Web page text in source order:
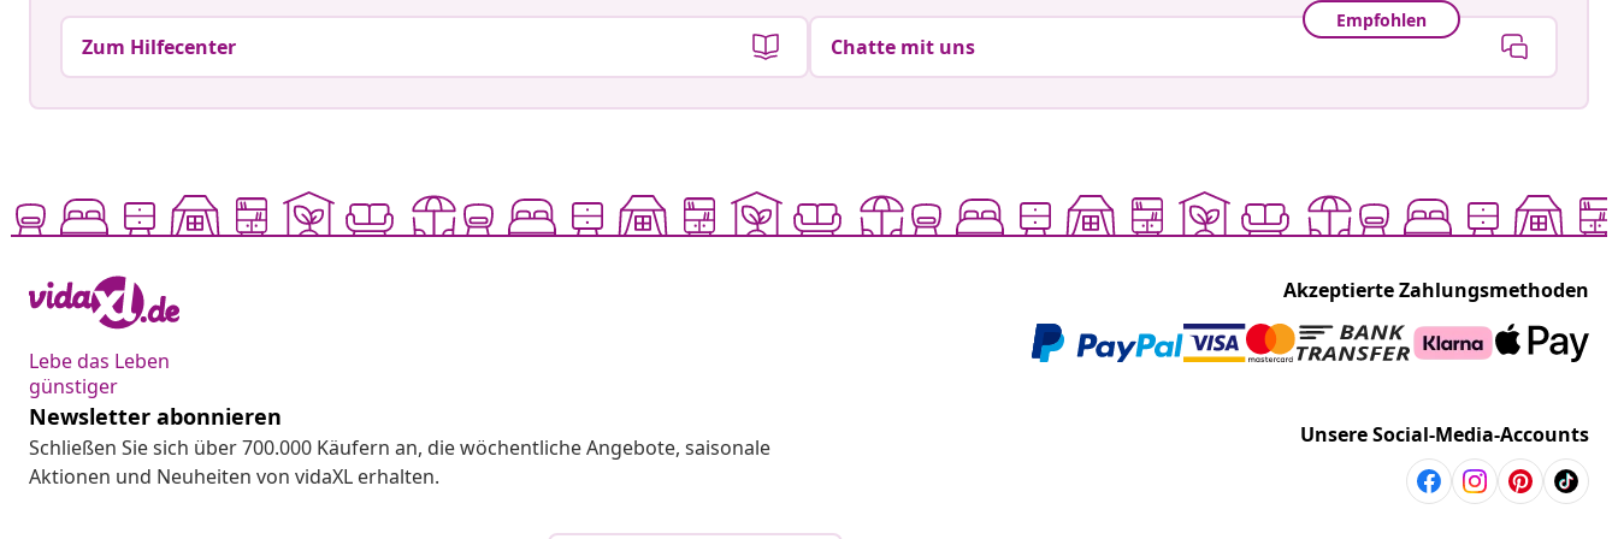
Zum Hilfecenter
Empfohlen
Chatte mit uns
Lebe das Leben
günstiger
Akzeptierte Zahlungsmethoden
Newsletter abonnieren
Schließen Sie sich über 700.000 Käufern an, die wöchentliche Angebote, saisonale
Aktionen und Neuheiten von vidaXL erhalten.
Unsere Social-Media-Accounts